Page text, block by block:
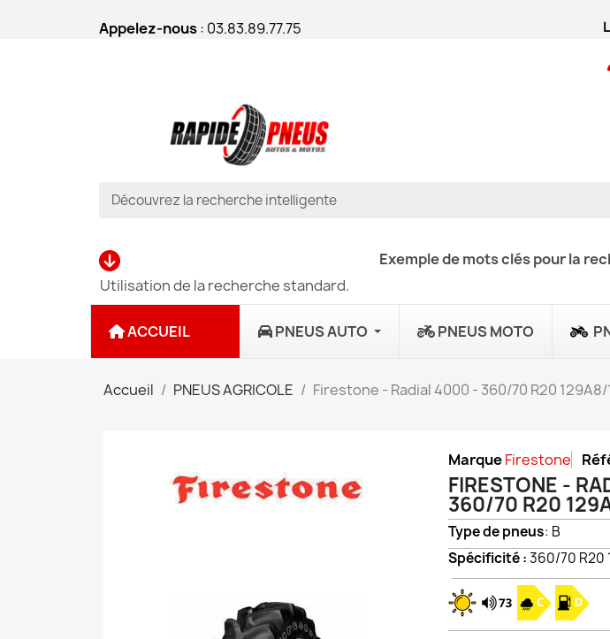
Appelez-nous: 03.83.89.77.75
Utilisation de la recherche standard.
Exemple de mots clés pour la
ACCUEIL PNEUS AUTO PNEUS MOTO
Accueil PNEUS AGRICOLE Firestone - Radial 4000 - 360/70 R20 129A8/
MarqueFirestone
FIRESTONE -
360/70 R20
Type de pneus: B
Spécificité :360/70 R20